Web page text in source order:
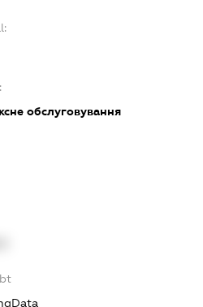
обслуговування